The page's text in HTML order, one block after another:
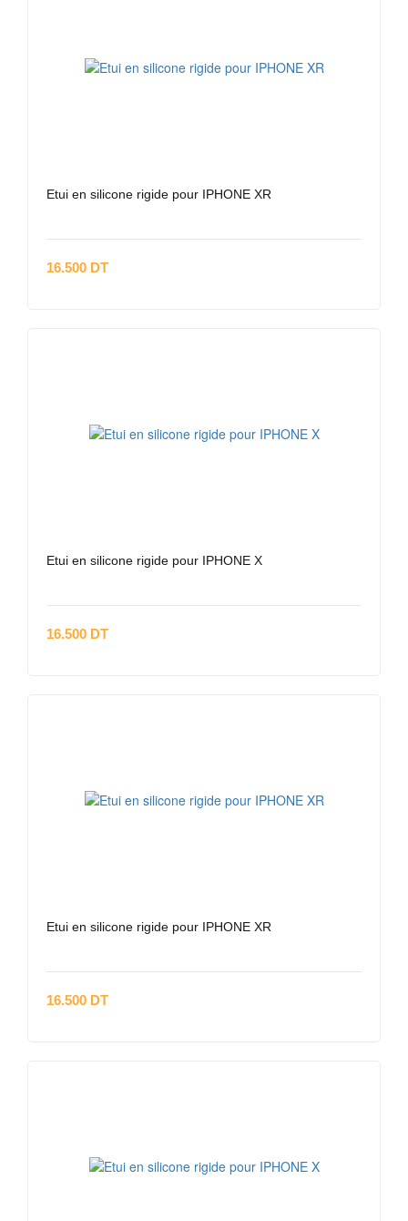
Etui en silicone rigide pour IPHONE XR
16.500 DT
Etui en silicone rigide pour IPHONE X
16.500 DT
Etui en silicone rigide pour IPHONE XR
16.500 DT